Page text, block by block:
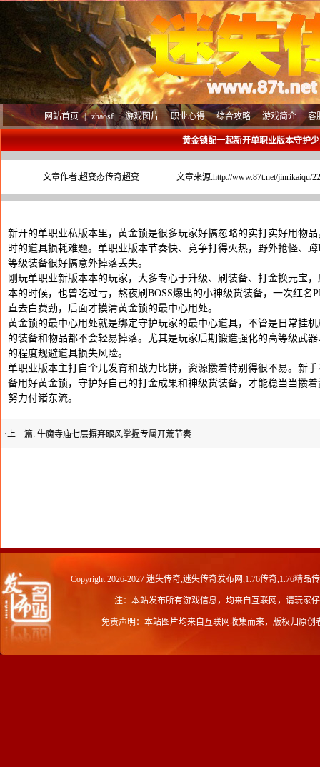
客
游戏简介
综合攻略
职业心得
游戏图片
zhaosf
网站首页 |
黄金锁配一起新开单职业版本守护
文章作者:超变态传奇超变 文章来源:http://www.87t.net/jinrikaiqu/
新开的单职业私版本里，黄金锁是很多玩家好搞忽略的实打实好用物
时的道具损耗难题。单职业版本节奏快、竞争打得火热，野外抢怪、
等级装备很好搞意外掉落丢失。
刚玩单职业新版本本的玩家，大多专心于升级、刷装备、打金换元宝
本的时候，也曾吃过亏，熬夜刷BOSS爆出的小神级货装备，一次红
直去白费劲，后面才摸清黄金锁的最中心用处。
黄金锁的最中心用处就是绑定守护玩家的最中心道具，不管是日常挂
的装备和物品都不会轻易掉落。尤其是玩家后期锻造强化的高等级武
的程度规避道具损失风险。
单职业版本主打自个儿发育和战力比拼，资源攒着特别得很不易。新
备用好黄金锁，守护好自己的打金成果和神级货装备，才能稳当当攒
努力付诸东流。
·上一篇: 牛魔寺庙七层摒弃跟风掌握专属开荒节奏
Copyright 2026-2027 迷失传奇,迷失传奇发布网,1.76传奇,1.76精品
注：本站发布所有游戏信息，均来自互联网，请玩家
免责声明：本站图片均来自互联网收集而来，版权归原